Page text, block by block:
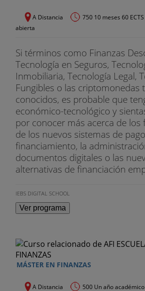
A Distancia 750 10 meses 60 ECTS
abierta
Si términos como Finanzas
Tecnología en Seguros,
Inmobiliaria, Tecnología Legal,
Fungibles o las criptomonedas
conocidos, es probable que
económico-tecnológico y
por conocer más acerca de
de los nuevos sistemas de
financiamiento, la
documentos digitales o las
alternativas de financiación
IEBS DIGITAL SCHOOL
Ver programa
MÁSTER EN FINANZAS
A Distancia 500 Un año académico